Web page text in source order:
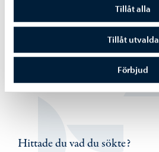
Tillåt alla
Tillåt utvalda
Förbjud
02.07.2026
området framskrider
Hittade du vad du sökte?